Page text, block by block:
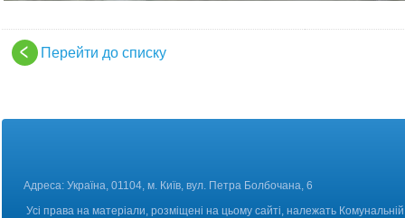
Перейти до списку
Адреса: Україна, 01104, м. Київ, вул. Петра
Усі права на матеріали, розміщені на цьому сайті, належать